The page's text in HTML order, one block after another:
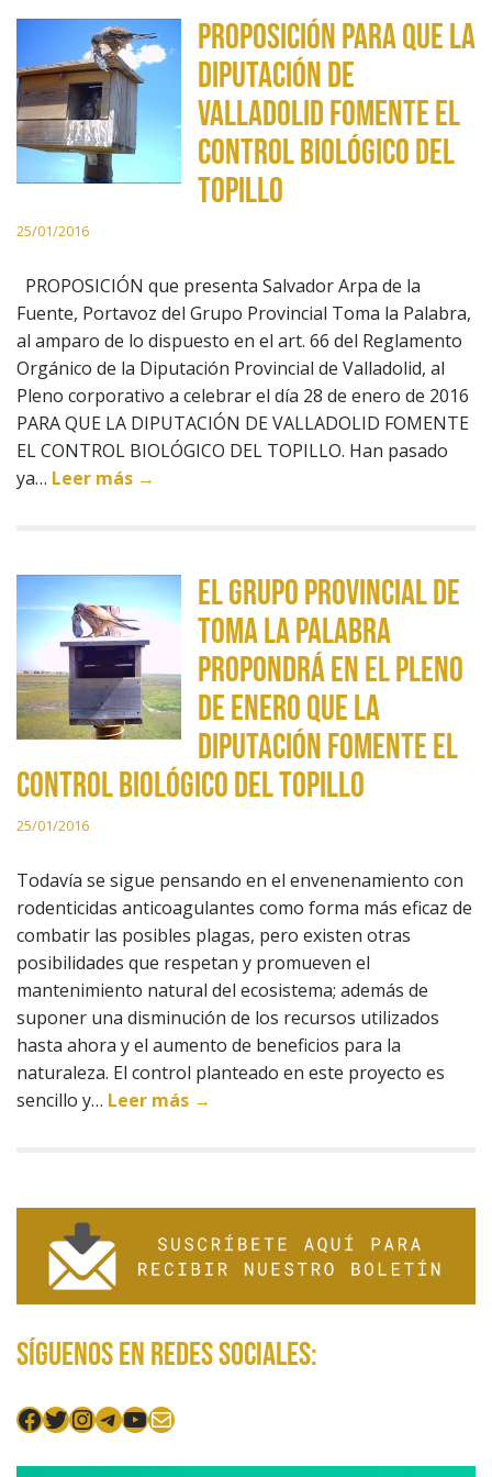
Proposición para que la
Diputación de
Valladolid fomente el
control biológico del
topillo
25/01/2016
PROPOSICIÓN que presenta Salvador Arpa de la
Fuente, Portavoz del Grupo Provincial Toma la Palabra,
al amparo de lo dispuesto en el art. 66 del Reglamento
Orgánico de la Diputación Provincial de Valladolid, al
Pleno corporativo a celebrar el día 28 de enero de 2016
PARA QUE LA DIPUTACIÓN DE VALLADOLID FOMENTE
EL CONTROL BIOLÓGICO DEL TOPILLO. Han pasado
ya… Leer más →
El Grupo Provincial de
Toma la Palabra
propondrá en el Pleno
de enero que la
Diputación fomente el
control biológico del topillo
25/01/2016
Todavía se sigue pensando en el envenenamiento con
rodenticidas anticoagulantes como forma más eficaz de
combatir las posibles plagas, pero existen otras
posibilidades que respetan y promueven el
mantenimiento natural del ecosistema; además de
suponer una disminución de los recursos utilizados
hasta ahora y el aumento de beneficios para la
naturaleza. El control planteado en este proyecto es
sencillo y… Leer más →
Síguenos en redes sociales:
Facebook
Twitter
Instagram
Telegram
YouTube
Mail